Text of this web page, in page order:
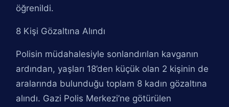
öğrenildi.
8 Kişi Gözaltına Alındı
Polisin müdahalesiyle sonlandırılan kavganın
ardından, yaşları 18’den küçük olan 2 kişinin de
aralarında bulunduğu toplam 8 kadın gözaltına
alındı. Gazi Polis Merkezi’ne götürülen